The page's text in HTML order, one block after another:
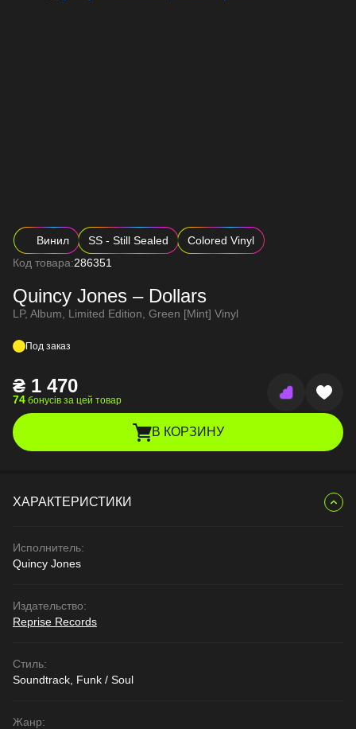
Винил SS - Still Sealed
Colored Vinyl
Код товара:286351
Quincy Jones – Dollars
LP, Album, Limited Edition, Green [Mint] Vinyl
Под заказ
₴ 1 470
74 бонусів за цей товар
В КОРЗИНУ
ХАРАКТЕРИСТИКИ
Исполнитель:
Quincy Jones
Издательство:
Reprise Records
Стиль:
Soundtrack, Funk / Soul
Жанр: